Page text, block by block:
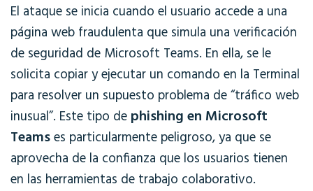
El ataque se inicia cuando el usuario accede a una
página web fraudulenta que simula una verificación
de seguridad de Microsoft Teams. En ella, se le
solicita copiar y ejecutar un comando en la Terminal
para resolver un supuesto problema de “tráfico web
inusual”. Este tipo de phishing en Microsoft
Teamses particularmente peligroso, ya que se
aprovecha de la confianza que los usuarios tienen
en las herramientas de trabajo colaborativo.